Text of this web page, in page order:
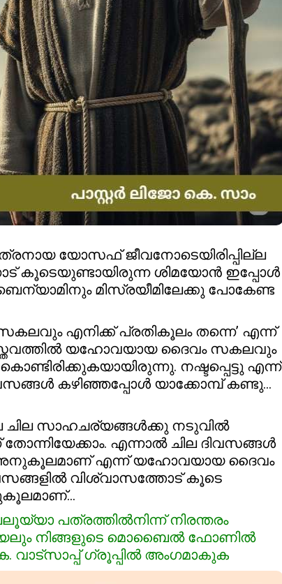
യോസഫ് ജീവനോടെയിരിപ്പില്ല
കൂടെയുണ്ടായിരുന്ന ശിമയോൻ ഇപ്പോൾ
മിസ്രയീമിലേക്കു പോകേണ്ട
എനിക്ക് പ്രതികൂലം തന്നെ’ എന്ന്
യഹോവയായ ദൈവം സകലവും
നഷ്ടപ്പെട്ടു എന്ന്
കഴിഞ്ഞപ്പോൾ യാക്കോമ്പ് കണ്ടു…
ചില സാഹചര്യങ്ങൾക്കു നടുവിൽ
എന്നാൽ ചില ദിവസങ്ങൾ
അനുകൂലമാണ് എന്ന് യഹോവയായ ദൈവം
വിശ്വാസത്തോട് കൂടെ
പത്രത്തിൽനിന്ന് നിരന്തരം
നിങ്ങളുടെ മൊബൈൽ ഫോണിൽ
ഗ്രൂപ്പിൽ അംഗമാകുക